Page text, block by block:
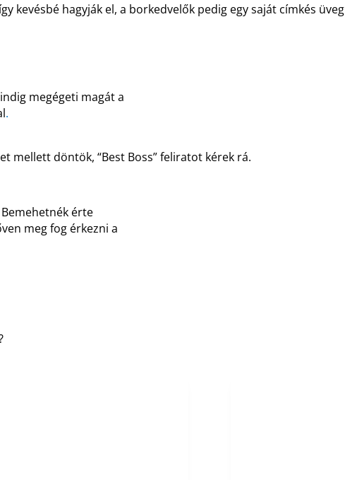
kevésbé hagyják el, a borkedvelők pedig egy saját címkés üveg
megégeti magát a
.
mellett döntök, “Best Boss” feliratot kérek rá.
érte
meg fog érkezni a